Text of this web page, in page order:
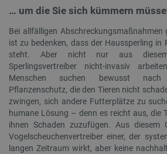
… um die Sie sich kümmern
Bei allfälligen Abschreckungsmaßnahmen
ist zu bedenken, dass der Haussperling in
steht. Aber nicht nur aus
Sperlingsvertreiber nicht-invasiv
Menschen suchen bewusst nach
Pflanzenschutz, die den Tieren nicht
zwingen, sich andere Futterplätze zu
humane Lösung – denn es reicht aus, die
ihnen Schaden zuzufügen. Aus
Vogelscheuchenvertreiber einer, der
langen Zeitraum wirkt, aber keine
Unbedingt erforderliche Cookies
wesentliche Kernfunktionen der
Benutzeranmeldung und die
die unbedingt erforderlichen Cookies
Website nicht ordnungsgemäß
Name
VISITOR_PRIVACY_METADATA